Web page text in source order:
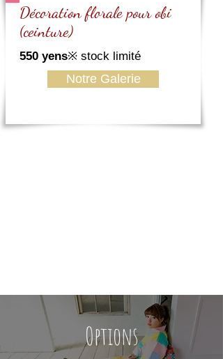
Décoration florale pour obi
(ceinture)
550 yens※ stock limité
Notre Galerie
Options